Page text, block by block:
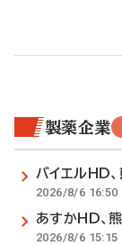
製薬企業
バイエルHD
2026/8/6 16:50
あすかHD、
2026/8/6 15:15